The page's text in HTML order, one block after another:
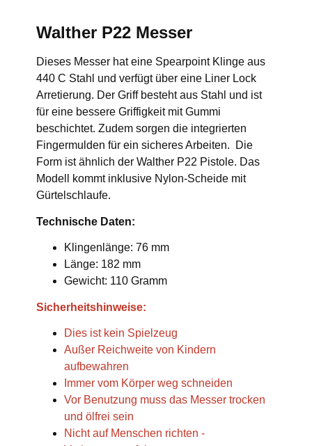
Walther P22 Messer
Dieses Messer hat eine Spearpoint Klinge aus
440 C Stahl und verfügt über eine Liner Lock
Arretierung. Der Griff besteht aus Stahl und ist
für eine bessere Griffigkeit mit Gummi
beschichtet. Zudem sorgen die integrierten
Fingermulden für ein sicheres Arbeiten. Die
Form ist ähnlich der Walther P22 Pistole. Das
Modell kommt inklusive Nylon-Scheide mit
Gürtelschlaufe.
Technische Daten:
Klingenlänge: 76 mm
Länge: 182 mm
Gewicht: 110 Gramm
Sicherheitshinweise:
Dies ist kein Spielzeug
Außer Reichweite von Kindern
aufbewahren
Immer vom Körper weg schneiden
Vor Benutzung muss das Messer trocken
und ölfrei sein
Nicht auf Menschen richten -